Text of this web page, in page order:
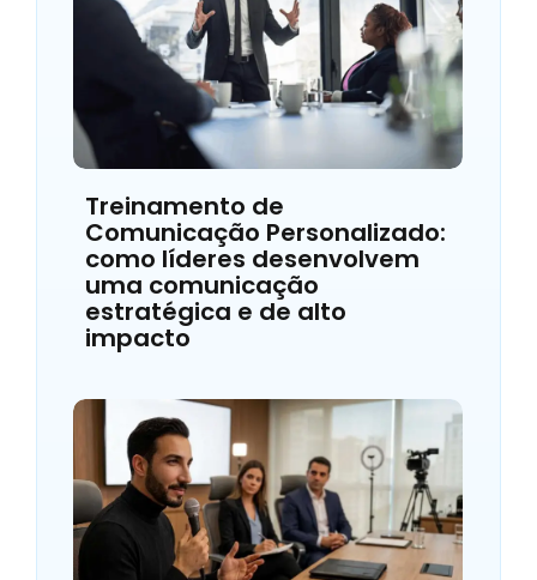
Treinamento de
Comunicação Personalizado:
como líderes desenvolvem
uma comunicação
estratégica e de alto
impacto